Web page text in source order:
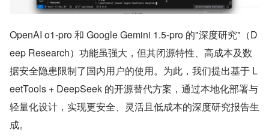
OpenAI o1-pro 和 Google Gemini 1.5-pro 的"深度研究"（D
eep Research）功能虽强大，但其闭源特性、高成本及数
据安全隐患限制了国内用户的使用。为此，我们提出基于 L
eetTools + DeepSeek 的开源替代方案，通过本地化部署与
轻量化设计，实现更安全、灵活且低成本的深度研究报告生
成。